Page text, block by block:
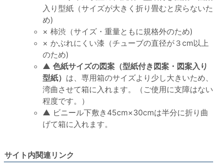
入り型紙（サイズが大きく折り畳むと戻らないた
め)
× 柿渋（サイズ・重量ともに規格外のため)
× かぶれにくい漆（チューブの直径が３cm以上
のため)
▲ 色紙サイズの図案（型紙付き図案・図案入り
型紙） は、専用箱のサイズより少し大きいため、
湾曲させて箱に入れます。（ご使用に支障はない
程度です。）
▲ ビニール下敷き45cm×30cmは半分に折り曲
げて箱に入れます。
サイト内関連リンク